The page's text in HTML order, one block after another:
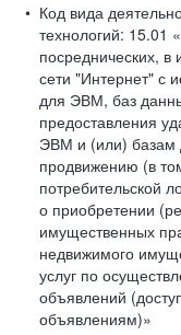
Код вида
технологий: 15.01
посреднических,
сети "Интернет" с
для ЭВМ, баз
предоставления
ЭВМ и (или) базам
продвижению (в
потребительской
о приобретении
имущественных
недвижимого
услуг по
объявлений
объявлениям)»